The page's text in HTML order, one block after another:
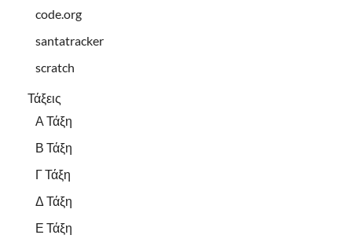
code.org
santatracker
scratch
Τάξεις
Α Τάξη
Β Τάξη
Γ Τάξη
Δ Τάξη
Ε Τάξη